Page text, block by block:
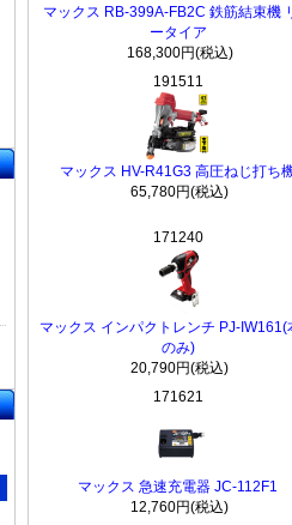
マックス RB-399A-FB2C 鉄筋結束機
ータイア
168,300円(税込)
191511
マックス HV-R41G3 高圧ねじ打ち
65,780円(税込)
171240
マックス インパクトレンチ PJ-IW161(
のみ)
20,790円(税込)
171621
マックス 急速充電器 JC-112F1
12,760円(税込)